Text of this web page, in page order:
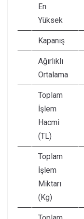
En
Yüksek
Kapanış
Ağırlıklı
Ortalama
Toplam
İşlem
Hacmi
(TL)
Toplam
İşlem
Miktarı
(Kg)